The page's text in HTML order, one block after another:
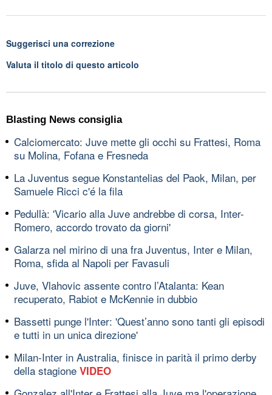
Suggerisci una correzione
Valuta il titolo di questo articolo
Blasting News consiglia
Calciomercato: Juve mette gli occhi su Frattesi, Roma
su Molina, Fofana e Fresneda
La Juventus segue Konstantelias del Paok, Milan, per
Samuele Ricci c'é la fila
Pedullà: 'Vicario alla Juve andrebbe di corsa, Inter-
Romero, accordo trovato da giorni'
Galarza nel mirino di una fra Juventus, Inter e Milan,
Roma, sfida al Napoli per Favasuli
Juve, Vlahovic assente contro l’Atalanta: Kean
recuperato, Rabiot e McKennie in dubbio
Bassetti punge l'Inter: 'Quest’anno sono tanti gli episodi
e tutti in un unica direzione'
Milan-Inter in Australia, finisce in parità il primo derby
della stagione VIDEO